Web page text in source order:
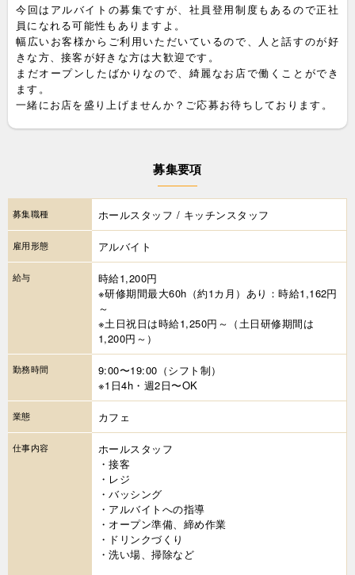
今回はアルバイトの募集ですが、社員登用制度もあるので正社
員になれる可能性もありますよ。
幅広いお客様からご利用いただいているので、人と話すのが好
きな方、接客が好きな方は大歓迎です。
まだオープンしたばかりなので、綺麗なお店で働くことができ
ます。
一緒にお店を盛り上げませんか？ご応募お待ちしております。
募集要項
募集職種 ホールスタッフ / キッチンスタッフ
雇用形態 アルバイト
給与
時給1,200円
※研修期間最大60h（約1カ月）あり：時給1,162円
～
※土日祝日は時給1,250円～（土日研修期間は
1,200円～）
勤務時間
9:00〜19:00（シフト制）
※1日4h・週2日〜OK
業態 カフェ
仕事内容
ホールスタッフ
・接客
・レジ
・バッシング
・アルバイトへの指導
・オープン準備、締め作業
・ドリンクづくり
・洗い場、掃除など